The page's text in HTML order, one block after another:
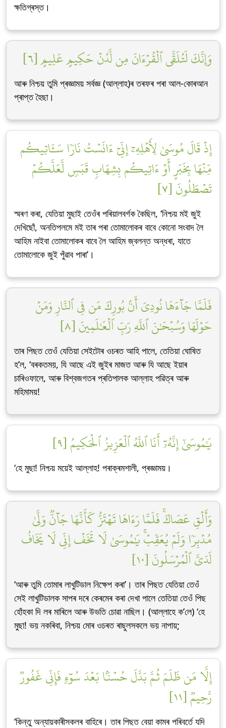
ক্ষতিগ্ৰস্ত।
وَإِنَّكَ لَتُلَقَّى ٱلۡقُرۡءَانَ مِن لَّدُنۡ حَكِيمٍ عَلِيمٍ [٦]
আৰু নিশ্চয় তুমি প্ৰজ্ঞাময় সৰ্বজ্ঞ (আল্লাহ)ৰ তৰফৰ পৰা আল-কোৰআন
প্ৰাপ্ত হৈছা।
إِذۡ قَالَ مُوسَىٰ لِأَهۡلِهِۦٓ إِنِّيٓ ءَانَسۡتُ نَارٗا سَـَٔاتِيكُم
مِّنۡهَا بِخَبَرٍ أَوۡ ءَاتِيكُم بِشِهَابٖ قَبَسٖ لَّعَلَّكُمۡ
تَصۡطَلُونَ [٧]
স্মৰণ কৰা, যেতিয়া মুছাই তেওঁৰ পৰিয়ালবৰ্গক কৈছিল, ‘নিশ্চয় মই জুই
দেখিছোঁ, অনতিপলমে মই তাৰ পৰা তোমালোকৰ বাবে কোনো সংবাদ লৈ
আহিম নাইবা তোমালোকৰ বাবে লৈ আহিম জ্বলন্ত অন্ধৰা, যাতে
তোমালোকে জুই পুঁৱাব পাৰা’।
فَلَمَّا جَآءَهَا نُودِيَ أَنۢ بُورِكَ مَن فِي ٱلنَّارِ وَمَنۡ
حَوۡلَهَا وَسُبۡحَٰنَ ٱللَّهِ رَبِّ ٱلۡعَٰلَمِينَ [٨]
তাৰ পিছত তেওঁ যেতিয়া সেইটোৰ ওচৰত আহি পালে, তেতিয়া ঘোষিত
হ’ল, ‘বৰকতময়, যি আছে এই জুইৰ মাজত আৰু যি আছে ইয়াৰ
চাৰিওফালে, আৰু বিশ্বজগতৰ প্ৰতিপালক আল্লাহ পৱিত্ৰ আৰু
মহিমাময়!
يَٰمُوسَىٰٓ إِنَّهُۥٓ أَنَا ٱللَّهُ ٱلۡعَزِيزُ ٱلۡحَكِيمُ [٩]
‘হে মুছা! নিশ্চয় ময়েই আল্লাহ! পৰাক্ৰমশালী, প্ৰজ্ঞাময়।
وَأَلۡقِ عَصَاكَۚ فَلَمَّا رَءَاهَا تَهۡتَزُّ كَأَنَّهَا جَآنّٞ وَلَّىٰ
مُدۡبِرٗا وَلَمۡ يُعَقِّبۡۚ يَٰمُوسَىٰ لَا تَخَفۡ إِنِّي لَا يَخَافُ
لَدَيَّ ٱلۡمُرۡسَلُونَ [١٠]
‘আৰু তুমি তোমাৰ লাখুটিডাল নিক্ষেপ কৰা’। তাৰ পিছত যেতিয়া তেওঁ
সেই লাখুটিডালক সাপৰ দৰে কেৰমেৰ কৰা দেখা পালে তেতিয়া তেওঁ পিছ
হোঁহকা দি লৰ মাৰিলে আৰু উভতি চোৱা নাছিল। (আল্লাহে ক’লে) ‘হে
মুছা! ভয় নকৰিবা, নিশ্চয় মোৰ ওচৰত ৰাছুলসকলে ভয় নাপায়;
إِلَّا مَن ظَلَمَ ثُمَّ بَدَّلَ حُسۡنَۢا بَعۡدَ سُوٓءٖ فَإِنِّي غَفُورٞ
رَّحِيمٞ [١١]
‘কিন্তু অন্যায়কাৰীসকলৰ বাহিৰে। তাৰ পিছত বেয়া কামৰ পৰিবৰ্তে যদি